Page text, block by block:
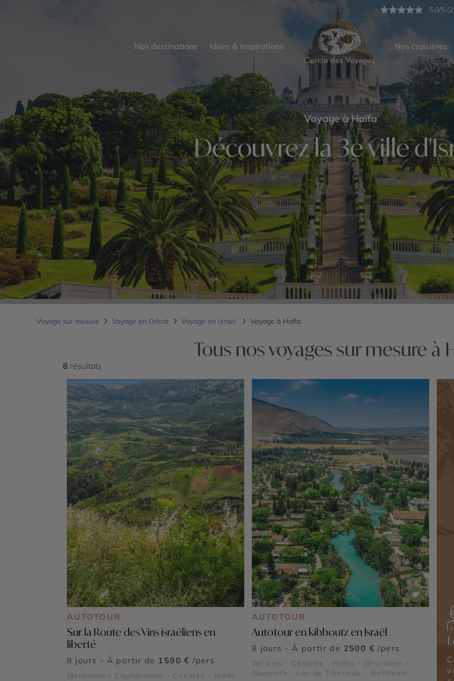
5,0/5
Nos destinations Idées & inspirations Nos croisières
Voyage à Haïfa
Découvrez la 3e ville
Voyage sur mesure Voyage en Orient Voyage en Israel Voyage à Haïfa
Tous nos voyages sur mesure à
8 résultats
AUTOTOUR
Sur la Route des Vins israéliens en
liberté
8 jours - À partir de 1590 € /pers
Jérusalem - Capharnaüm - Césarée - Haïfa -
AUTOTOUR
Autotour en kibboutz en Israël
8 jours - À partir de 2500 € /pers
Tel Aviv - Césarée - Haïfa - Jérusalem -
Nazareth - Lac de Tiberiade - Bethléem